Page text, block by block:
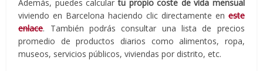
Además, puedes calculartu propio coste de vida mensual
viviendo en Barcelona haciendo clic directamente eneste
enlace. También podrás consultar una lista de precios
promedio de productos diarios como alimentos, ropa,
museos, servicios públicos, viviendas por distrito, etc.